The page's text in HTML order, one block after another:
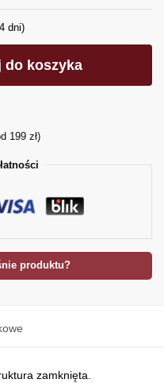
dni)
do koszyka
199 zł)
produktu?
zamknięta.